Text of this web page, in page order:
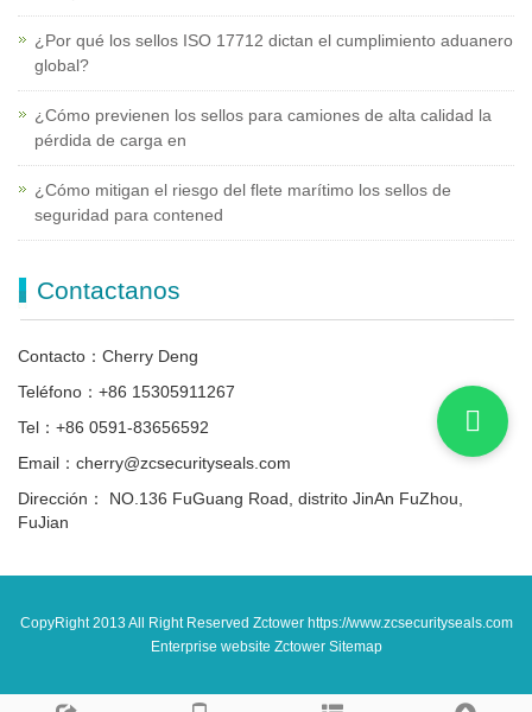
¿Por qué los sellos ISO 17712 dictan el cumplimiento aduanero
global?
¿Cómo previenen los sellos para camiones de alta calidad la
pérdida de carga en
¿Cómo mitigan el riesgo del flete marítimo los sellos de
seguridad para contened
Contactanos
Contacto：Cherry Deng
Teléfono：+86 15305911267
Tel：+86 0591-83656592
Email：cherry@zcsecurityseals.com
Dirección： NO.136 FuGuang Road, distrito JinAn FuZhou,
FuJian
CopyRight 2013 All Right Reserved Zctower https://www.zcsecurityseals.com
Enterprise website Zctower Sitemap